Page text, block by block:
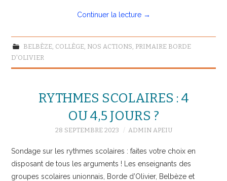
Continuer la lecture →
BELBÈZE, COLLÈGE, NOS ACTIONS, PRIMAIRE BORDE
D'OLIVIER
RYTHMES SCOLAIRES : 4
OU 4,5 JOURS ?
28 SEPTEMBRE 2023 ADMIN APEIU
Sondage sur les rythmes scolaires : faites votre choix en
disposant de tous les arguments ! Les enseignants des
groupes scolaires unionnais, Borde d’Olivier, Belbèze et